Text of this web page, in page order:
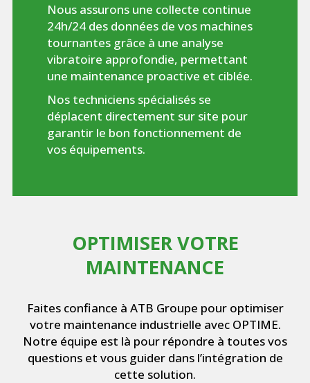
Nous assurons une collecte continue
24h/24 des données de vos machines
tournantes grâce à une analyse
vibratoire approfondie, permettant
une maintenance proactive et ciblée.
Nos techniciens spécialisés se
déplacent directement sur site pour
garantir le bon fonctionnement de
vos équipements.
OPTIMISER VOTRE
MAINTENANCE
Faites confiance à ATB Groupe pour optimiser
votre maintenance industrielle avec OPTIME.
Notre équipe est là pour répondre à toutes vos
questions et vous guider dans l’intégration de
cette solution.